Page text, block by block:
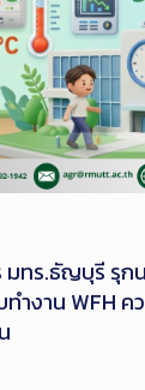
มทร.ธัญบุรี รุก
ำงาน WFH ค